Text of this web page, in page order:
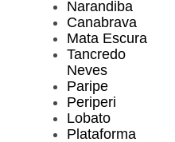
Narandiba
Canabrava
Mata Escura
Tancredo
Neves
Paripe
Periperi
Lobato
Plataforma